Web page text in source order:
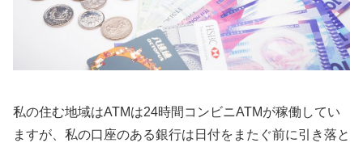
私の住む地域はATMは24時間コンビニATMが稼働してい
ますが、私の口座のある銀行は日付をまたぐ前に引き落と